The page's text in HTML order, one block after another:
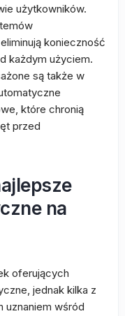
użytkowników.
konieczność
każdym użyciem.
są także w
które chronią
przed
na
oferujących
jednak kilka z
uznaniem wśród